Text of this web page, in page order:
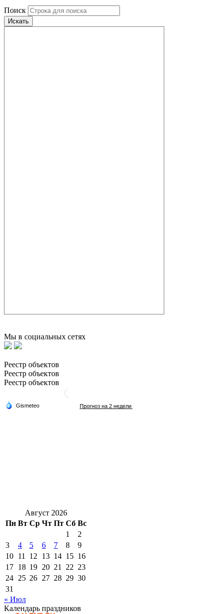
Поиск
Искать
Мы в социальных сетях
Реестр объектов
Реестр объектов
Реестр объектов
Август 2026
Пн Вт Ср Чт Пт Сб Вс
1
2
3
4 5 6 7 8
9
10 11 12 13 14 15 16
17 18 19 20 21 22 23
24 25 26 27 28 29 30
31
« Июл
Календарь праздников